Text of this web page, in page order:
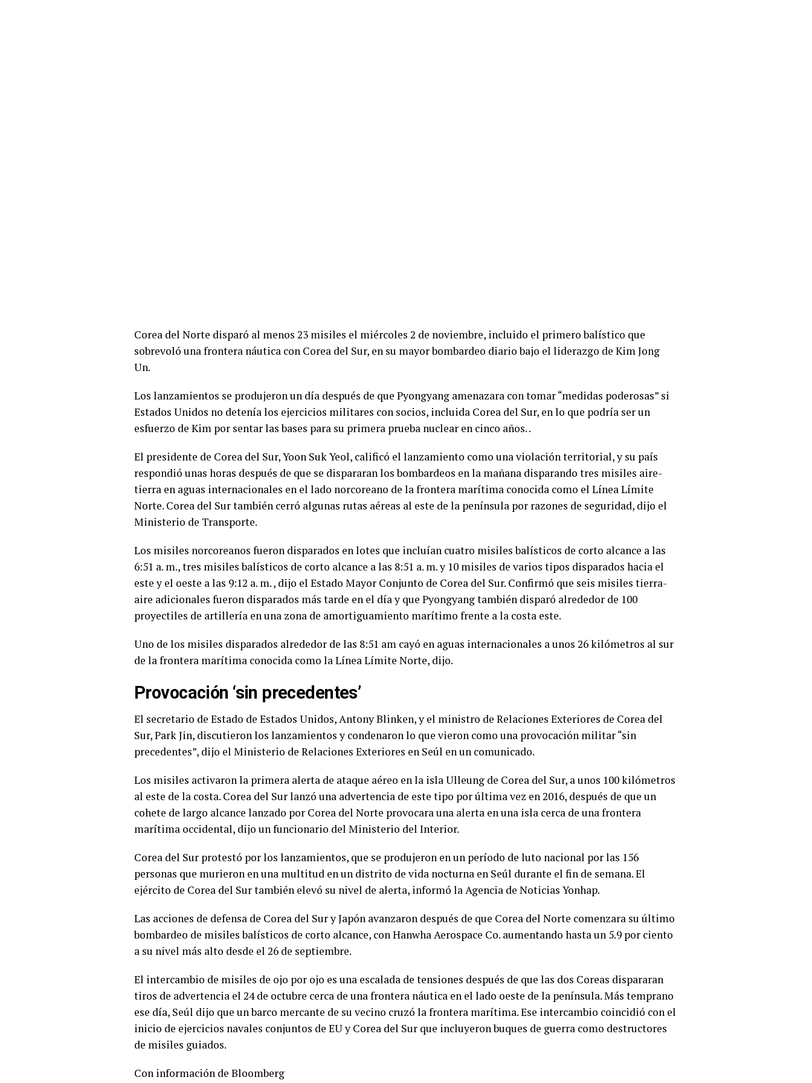
Corea del Norte disparó al menos 23 misiles el miércoles 2 de noviembre, incluido el primero balístico que
sobrevoló una frontera náutica con Corea del Sur, en su mayor bombardeo diario bajo el liderazgo de Kim Jong
Un.
Los lanzamientos se produjeron un día después de que Pyongyang amenazara con tomar “medidas poderosas” si
Estados Unidos no detenía los ejercicios militares con socios, incluida Corea del Sur, en lo que podría ser un
esfuerzo de Kim por sentar las bases para su primera prueba nuclear en cinco años. .
El presidente de Corea del Sur, Yoon Suk Yeol, calificó el lanzamiento como una violación territorial, y su país
respondió unas horas después de que se dispararan los bombardeos en la mañana disparando tres misiles aire-
tierra en aguas internacionales en el lado norcoreano de la frontera marítima conocida como el Línea Límite
Norte. Corea del Sur también cerró algunas rutas aéreas al este de la península por razones de seguridad, dijo el
Ministerio de Transporte.
Los misiles norcoreanos fueron disparados en lotes que incluían cuatro misiles balísticos de corto alcance a las
6:51 a. m., tres misiles balísticos de corto alcance a las 8:51 a. m. y 10 misiles de varios tipos disparados hacia el
este y el oeste a las 9:12 a. m. , dijo el Estado Mayor Conjunto de Corea del Sur. Confirmó que seis misiles tierra-
aire adicionales fueron disparados más tarde en el día y que Pyongyang también disparó alrededor de 100
proyectiles de artillería en una zona de amortiguamiento marítimo frente a la costa este.
Uno de los misiles disparados alrededor de las 8:51 am cayó en aguas internacionales a unos 26 kilómetros al sur
de la frontera marítima conocida como la Línea Límite Norte, dijo.
Provocación ‘sin precedentes’
El secretario de Estado de Estados Unidos, Antony Blinken, y el ministro de Relaciones Exteriores de Corea del
Sur, Park Jin, discutieron los lanzamientos y condenaron lo que vieron como una provocación militar “sin
precedentes”, dijo el Ministerio de Relaciones Exteriores en Seúl en un comunicado.
Los misiles activaron la primera alerta de ataque aéreo en la isla Ulleung de Corea del Sur, a unos 100 kilómetros
al este de la costa. Corea del Sur lanzó una advertencia de este tipo por última vez en 2016, después de que un
cohete de largo alcance lanzado por Corea del Norte provocara una alerta en una isla cerca de una frontera
marítima occidental, dijo un funcionario del Ministerio del Interior.
Corea del Sur protestó por los lanzamientos, que se produjeron en un período de luto nacional por las 156
personas que murieron en una multitud en un distrito de vida nocturna en Seúl durante el fin de semana. El
ejército de Corea del Sur también elevó su nivel de alerta, informó la Agencia de Noticias Yonhap.
Las acciones de defensa de Corea del Sur y Japón avanzaron después de que Corea del Norte comenzara su último
bombardeo de misiles balísticos de corto alcance, con Hanwha Aerospace Co. aumentando hasta un 5.9 por ciento
a su nivel más alto desde el 26 de septiembre.
El intercambio de misiles de ojo por ojo es una escalada de tensiones después de que las dos Coreas dispararan
tiros de advertencia el 24 de octubre cerca de una frontera náutica en el lado oeste de la península. Más temprano
ese día, Seúl dijo que un barco mercante de su vecino cruzó la frontera marítima. Ese intercambio coincidió con el
inicio de ejercicios navales conjuntos de EU y Corea del Sur que incluyeron buques de guerra como destructores
de misiles guiados.
Con información de Bloomberg